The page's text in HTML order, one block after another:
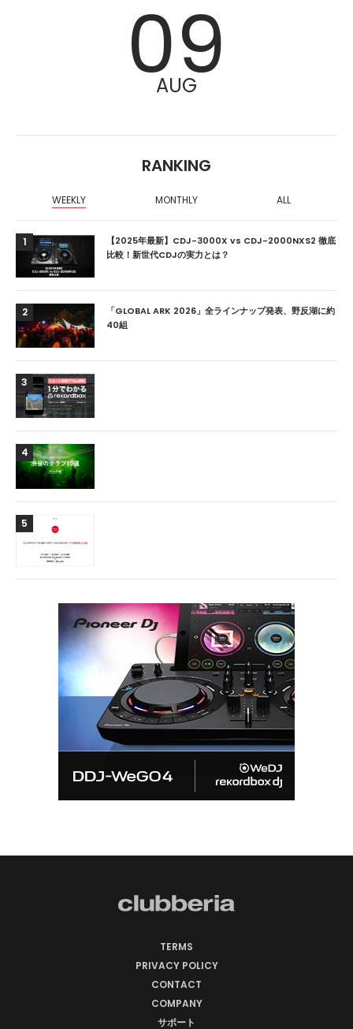
09
AUG
RANKING
WEEKLY MONTHLY ALL
1
【2025年最新】CDJ-3000X vs CDJ-2000NXS2 徹底
比較！新世代CDJの実力とは？
2
「GLOBAL ARK 2026」全ラインナップ発表、野反湖に約
40組
3
4
5
TERMS
PRIVACY POLICY
CONTACT
COMPANY
サポート